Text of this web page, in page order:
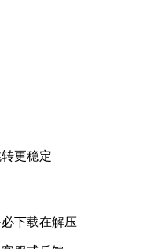
更稳定
下载在解压